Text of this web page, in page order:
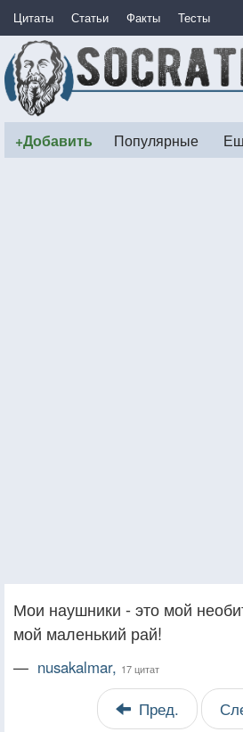
Цитаты Статьи Факты Тесты
+Добавить Популярные
Мои наушники - это мой
мой маленький рай!
— nusakalmar, 17 цитат
Пред.